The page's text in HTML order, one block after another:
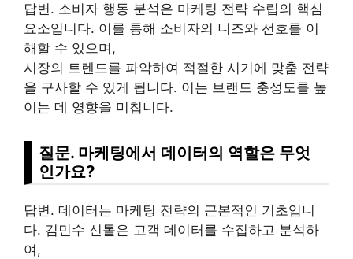
답변. 소비자 행동 분석은 마케팅 전략 수립의 핵심
요소입니다. 이를 통해 소비자의 니즈와 선호를 이
해할 수 있으며,
시장의 트렌드를 파악하여 적절한 시기에 맞춤 전략
을 구사할 수 있게 됩니다. 이는 브랜드 충성도를 높
이는 데 영향을 미칩니다.
질문. 마케팅에서 데이터의 역할은 무엇
인가요?
답변. 데이터는 마케팅 전략의 근본적인 기초입니
다. 김민수 신톨은 고객 데이터를 수집하고 분석하
여,